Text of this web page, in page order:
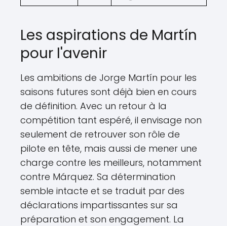
Les aspirations de Martín
pour l'avenir
Les ambitions de Jorge Martín pour les
saisons futures sont déjà bien en cours
de définition. Avec un retour à la
compétition tant espéré, il envisage non
seulement de retrouver son rôle de
pilote en tête, mais aussi de mener une
charge contre les meilleurs, notamment
contre Márquez. Sa détermination
semble intacte et se traduit par des
déclarations impartissantes sur sa
préparation et son engagement. La